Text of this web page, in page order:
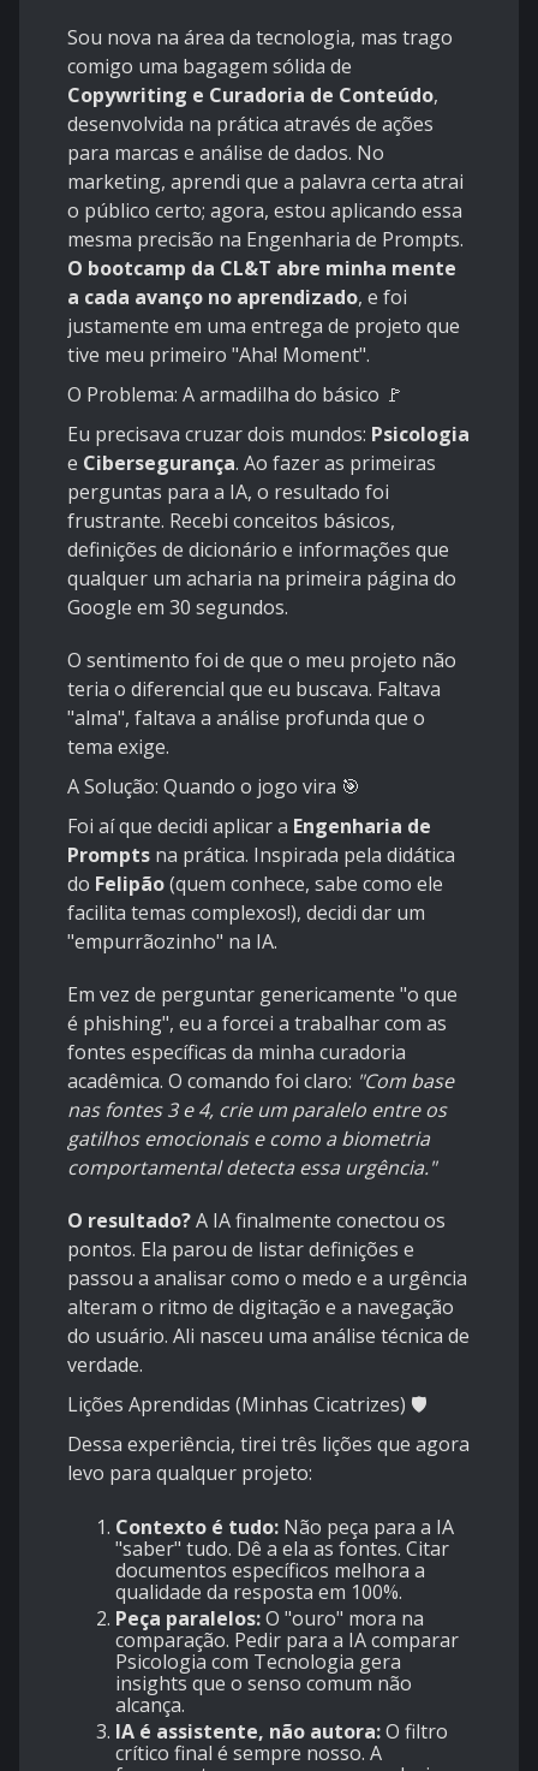
Sou nova na área da tecnologia, mas trago
comigo uma bagagem sólida de
Copywriting e Curadoria de Conteúdo,
desenvolvida na prática através de ações
para marcas e análise de dados. No
marketing, aprendi que a palavra certa atrai
o público certo; agora, estou aplicando essa
mesma precisão na Engenharia de Prompts.
O bootcamp da CL&T abre minha mente
a cada avanço no aprendizado, e foi
justamente em uma entrega de projeto que
tive meu primeiro "Aha! Moment".
O Problema: A armadilha do básico 🚩
Eu precisava cruzar dois mundos: Psicologia
e Cibersegurança. Ao fazer as primeiras
perguntas para a IA, o resultado foi
frustrante. Recebi conceitos básicos,
definições de dicionário e informações que
qualquer um acharia na primeira página do
Google em 30 segundos.
O sentimento foi de que o meu projeto não
teria o diferencial que eu buscava. Faltava
"alma", faltava a análise profunda que o
tema exige.
A Solução: Quando o jogo vira 🎯
Foi aí que decidi aplicar a Engenharia de
Prompts na prática. Inspirada pela didática
do Felipão(quem conhece, sabe como ele
facilita temas complexos!), decidi dar um
"empurrãozinho" na IA.
Em vez de perguntar genericamente "o que
é phishing", eu a forcei a trabalhar com as
fontes específicas da minha curadoria
acadêmica. O comando foi claro: "Com base
nas fontes 3 e 4, crie um paralelo entre os
gatilhos emocionais e como a biometria
comportamental detecta essa urgência."
O resultado?A IA finalmente conectou os
pontos. Ela parou de listar definições e
passou a analisar como o medo e a urgência
alteram o ritmo de digitação e a navegação
do usuário. Ali nasceu uma análise técnica de
verdade.
Lições Aprendidas (Minhas Cicatrizes) 🛡️
Dessa experiência, tirei três lições que agora
levo para qualquer projeto:
Contexto é tudo: Não peça para a IA
"saber" tudo. Dê a ela as fontes. Citar
documentos específicos melhora a
qualidade da resposta em 100%.
Peça paralelos:O "ouro" mora na
comparação. Pedir para a IA comparar
Psicologia com Tecnologia gera
insights que o senso comum não
alcança.
IA é assistente, não autora:O filtro
crítico final é sempre nosso. A